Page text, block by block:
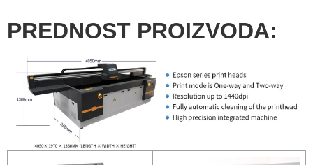
PREDNOST PROIZVODA: